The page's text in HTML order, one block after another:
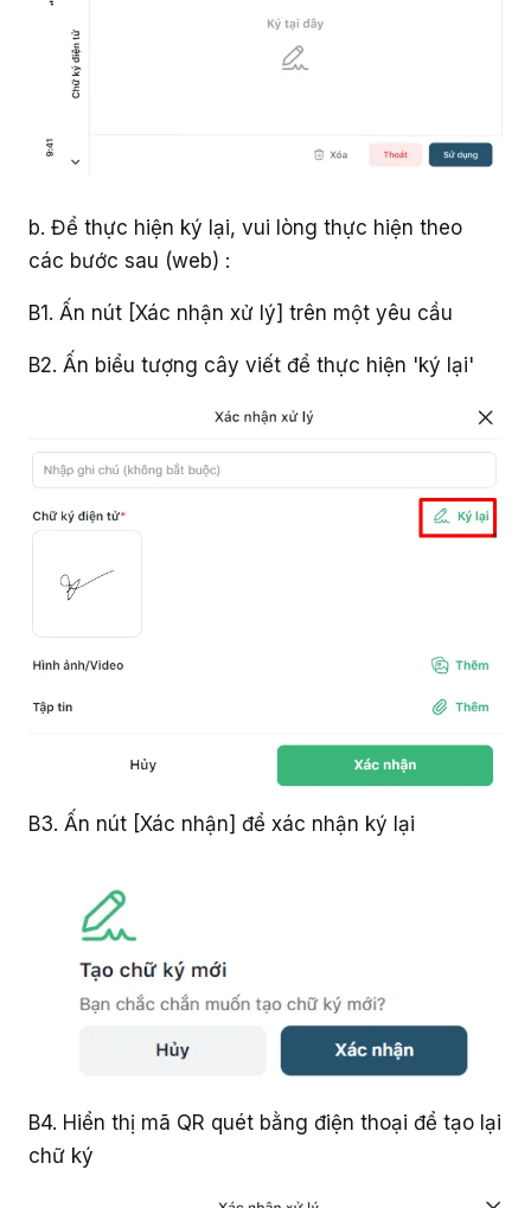
b. Để thực hiện ký lại, vui lòng thực hiện theo
các bước sau (web) :
B1. Ấn nút [Xác nhận xử lý] trên một yêu cầu
B2. Ấn biểu tượng cây viết để thực hiện 'ký lại'
B3. Ấn nút [Xác nhận] để xác nhận ký lại
B4. Hiển thị mã QR quét bằng điện thoại để tạo lại
chữ ký